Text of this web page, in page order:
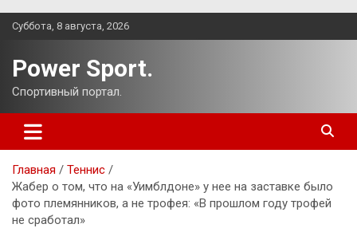
Перейти
Суббота, 8 августа, 2026
Power Sport.
Спортивный портал.
Главная
Теннис
Жабер о том, что на «Уимблдоне» у нее на заставке было
фото племянников, а не трофея: «В прошлом году трофей
не сработал»